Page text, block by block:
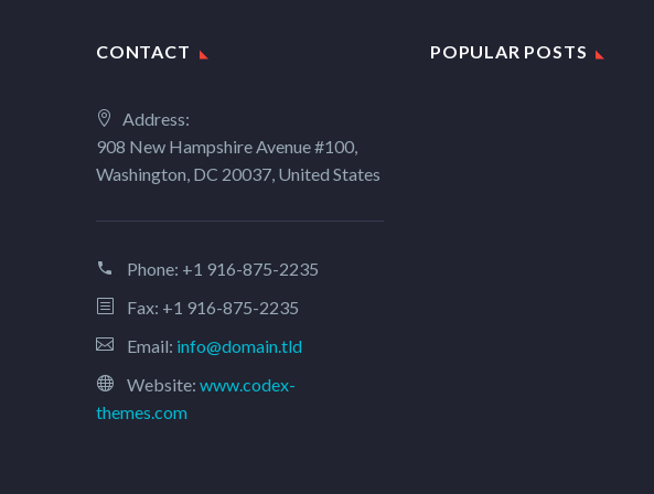
CONTACT
Address:
908 New Hampshire Avenue #100,
Washington, DC 20037, United States
Phone: +1 916-875-2235
Fax: +1 916-875-2235
Email: info@domain.tld
Website: www.codex-
themes.com
POPULAR POSTS